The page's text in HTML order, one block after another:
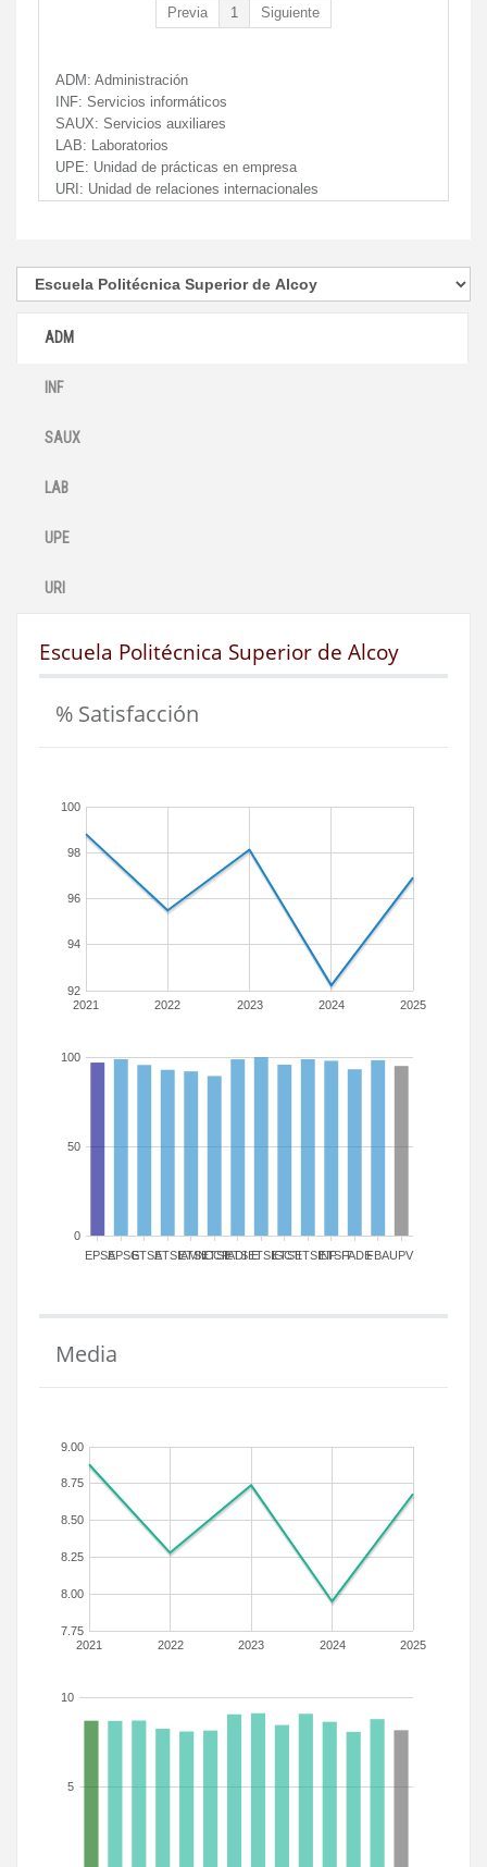
Previa 1 Siguiente
ADM: Administración
INF: Servicios informáticos
SAUX: Servicios auxiliares
LAB: Laboratorios
UPE: Unidad de prácticas en empresa
URI: Unidad de relaciones internacionales
ADM
INF
SAUX
LAB
UPE
URI
Escuela Politécnica Superior de Alcoy
% Satisfacción
2021 2022 2023 2024 2025
92
94
96
98
100
EPSAEPSGETSAETSIAMN
ETSICCP
ETSIADI
ETSIEETSIGCT
ETSIIETSINFETSITFADEFBAUPV
0
50
100
Media
2021 2022 2023 2024 2025
7.75
8.00
8.25
8.50
8.75
9.00
5
10